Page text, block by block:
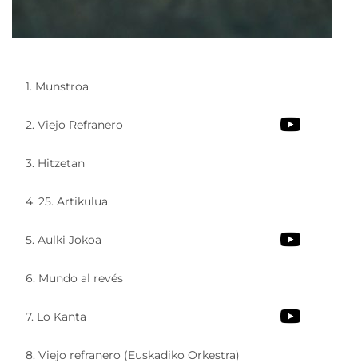
1. Munstroa
2. Viejo Refranero
3. Hitzetan
4. 25. Artikulua
5. Aulki Jokoa
6. Mundo al revés
7. Lo Kanta
8. Viejo refranero (Euskadiko Orkestra)